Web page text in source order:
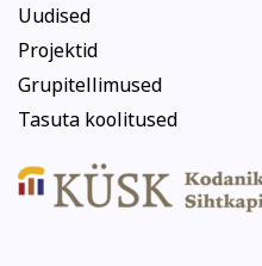
Uudised
Projektid
Grupitellimused
Tasuta koolitused